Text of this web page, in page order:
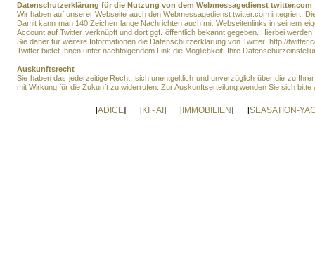
Datenschutzerklärung für die Nutzung von dem Webmessagedienst twitter.com
Wir haben auf unserer Webseite auch den Webmessagedienst twitter.com integriert.
Damit kann man 140 Zeichen lange Nachrichten auch mit Webseitenlinks in seinem
Account auf Twitter verknüpft und dort ggf. öffentlich bekannt gegeben. Hierbei
Sie daher für weitere Informationen die Datenschutzerklärung von Twitter: http://
Twitter bietet Ihnen unter nachfolgendem Link die Möglichkeit, Ihre
Auskunftsrecht
Sie haben das jederzeitige Recht, sich unentgeltlich und unverzüglich über die zu
mit Wirkung für die Zukunft zu widerrufen. Zur Auskunftserteilung wenden Sie sich
[ADICE] [KI - AI ] [IMMOBILIEN] [SEASATION-